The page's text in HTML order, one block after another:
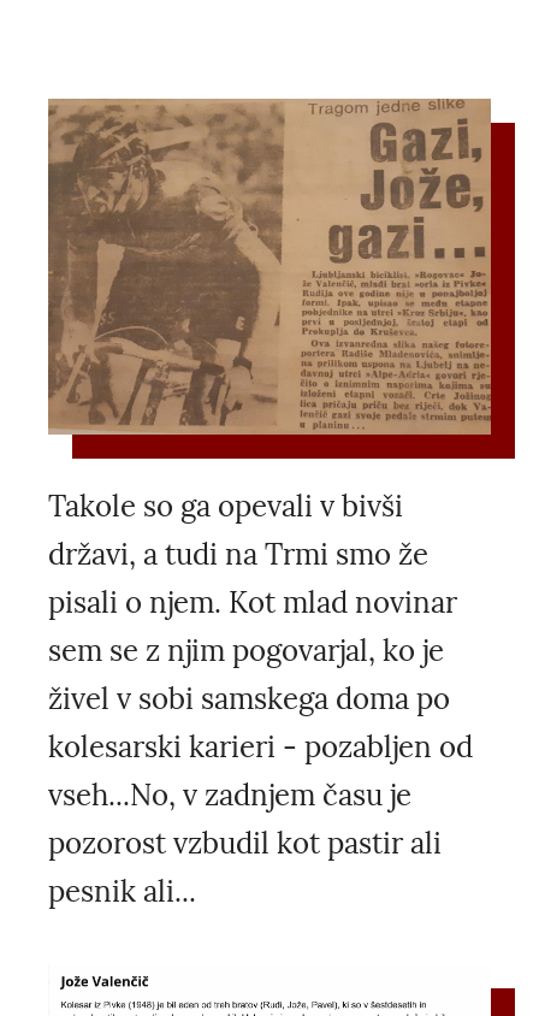
Takole so ga opevali v bivši
državi, a tudi na Trmi smo že
pisali o njem. Kot mlad novinar
sem se z njim pogovarjal, ko je
živel v sobi samskega doma po
kolesarski karieri - pozabljen od
vseh...No, v zadnjem času je
pozorost vzbudil kot pastir ali
pesnik ali...